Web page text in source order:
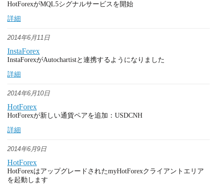
HotForexがMQL5シグナルサービスを開始
詳細
2014年6月11日
InstaForex
InstaForexがAutochartistと連携するようになりました
詳細
2014年6月10日
HotForex
HotForexが新しい通貨ペアを追加：USDCNH
詳細
2014年6月9日
HotForex
HotForexはアップグレードされたmyHotForexクライアントエリア
を起動します